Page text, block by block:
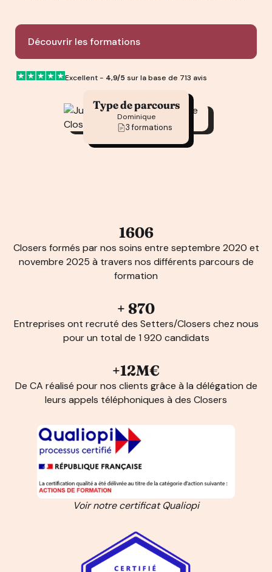
Découvrir les formations
Excellent - 4,9/5 sur la base de 713 avis
Type de parcours
Dominique
3 formations
1606
Closers formés par nos soins entre septembre 2020 et
novembre 2025 à travers nos différents parcours de
formation
+ 870
Entreprises ont recruté des Setters/Closers chez nous
pour un total de 1 920 candidats
+12M€
De CA réalisé pour nos clients grâce à la délégation de
leurs appels téléphoniques à des Closers
Voir notre certificat Qualiopi